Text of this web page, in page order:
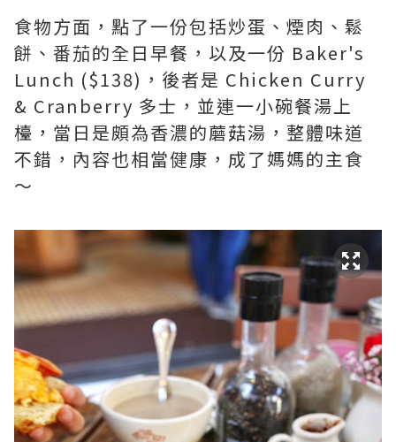
食物方面，點了一份包括炒蛋、煙肉、鬆
餅、番茄的全日早餐，以及一份 Baker's
Lunch ($138)，後者是 Chicken Curry
& Cranberry 多士，並連一小碗餐湯上
檯，當日是頗為香濃的蘑菇湯，整體味道
不錯，內容也相當健康，成了媽媽的主食
～